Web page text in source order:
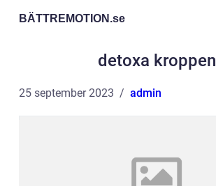
BÄTTREMOTION.se
detoxa kroppen
25 september 2023 admin